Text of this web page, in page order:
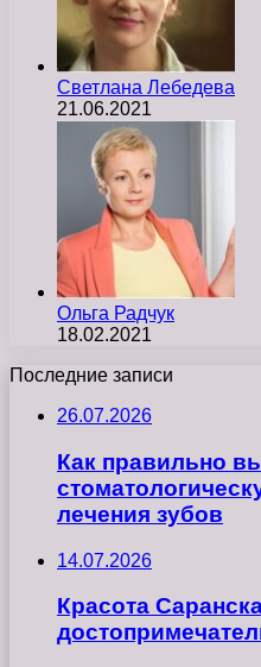
Светлана Лебедева
21.06.2021
Ольга Радчук
18.02.2021
Последние записи
26.07.2026
Как правильно
лечения зубов
14.07.2026
Красота